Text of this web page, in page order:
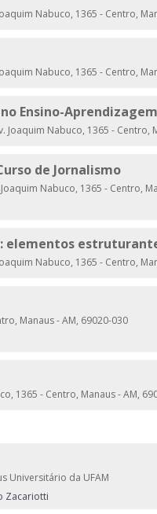
Nabuco, 1365 - Centro,
Nabuco, 1365 - Centro,
Ensino-
Joaquim Nabuco, 1365 - Centro,
de Jornalismo
Nabuco, 1365 - Centro,
elementos
Nabuco, 1365 - Centro,
Manaus - AM, 69020-030
1365 - Centro, Manaus - AM,
Universitário da UFAM
Zacariotti